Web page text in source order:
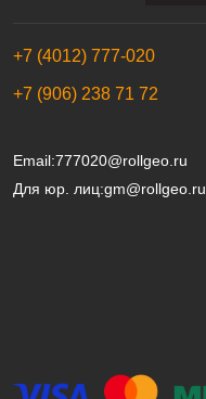
+7 (4012) 777-020
+7 (906) 238 71 72
Email:777020@rollgeo.ru
Для юр. лиц:gm@rollgeo.ru